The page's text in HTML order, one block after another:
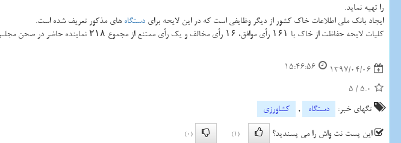
را تهیه نماید.
ایجاد بانك ملی اطلاعات خاك كشور از دیگر وظایفی است كه در این لایحه برای دستگاههای مذكور تعریف شده است.
كلیات لایحه حفاظت از خاك با ۱۶۱ رأی موافق، ۱۶ رأی مخالف و یك رأی ممتنع از مجموع ۲۱۸ نماینده حاضر در صحن مجلس به تصویب رسید.
1397/04/06
15:46:56
5.0
/
5
تگهای خبر:
دستگاه ,
كشاورزی
این پست نت واش را می پسندید؟
(1)
(0)